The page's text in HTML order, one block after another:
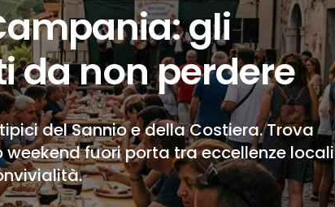
gli
da non perdere
del Sannio e della Costiera. Trova
fuori porta tra eccellenze locali